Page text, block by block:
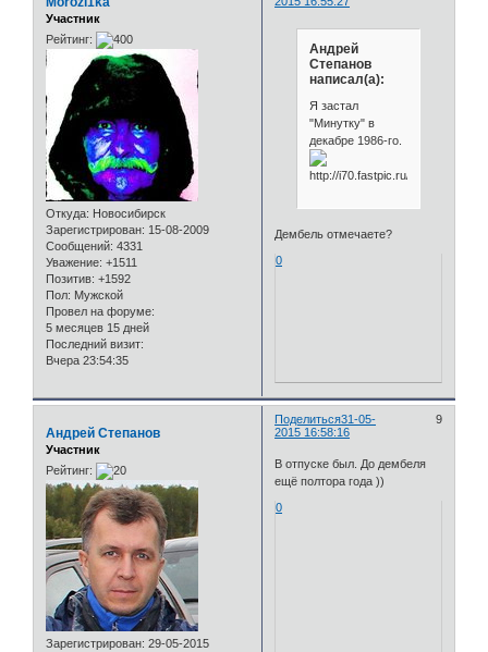
Участник
Рейтинг:
Откуда: Новосибирск
Зарегистрирован: 15-08-2009
Сообщений: 4331
Уважение: +1511
Позитив: +1592
Пол: Мужской
Провел на форуме:
5 месяцев 15 дней
Последний визит:
Вчера 23:54:35
Андрей
Степанов
написал(а):
Я застал
"Минутку" в
декабре 1986-го.
Дембель отмечаете?
0
Поделиться 9
31-05-
2015 16:58:16
Андрей Степанов
Участник
Рейтинг:
Зарегистрирован: 29-05-2015
В отпуске был. До дембеля
ещё полтора года ))
0